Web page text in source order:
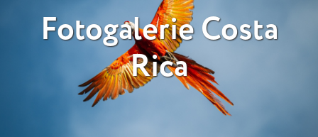
Fotogalerie Costa
Rica